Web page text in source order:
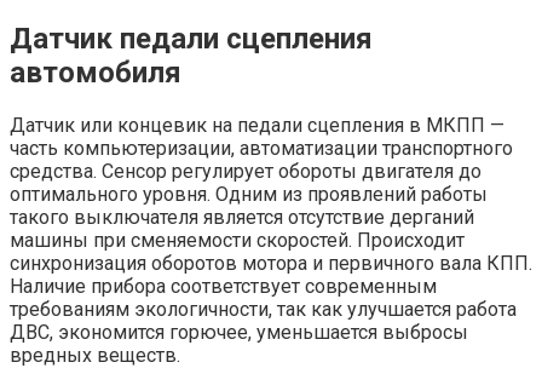
Датчик педали сцепления
автомобиля
Датчик или концевик на педали сцепления в МКПП —
часть компьютеризации, автоматизации транспортного
средства. Сенсор регулирует обороты двигателя до
оптимального уровня. Одним из проявлений работы
такого выключателя является отсутствие дерганий
машины при сменяемости скоростей. Происходит
синхронизация оборотов мотора и первичного вала КПП.
Наличие прибора соответствует современным
требованиям экологичности, так как улучшается работа
ДВС, экономится горючее, уменьшается выбросы
вредных веществ.